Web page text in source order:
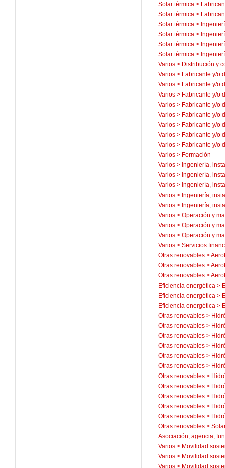
Solar térmica >
Solar térmica >
Solar térmica >
Solar térmica >
Solar térmica >
Solar térmica >
Varios > Distribución y
Varios > Fabricante y/o
Varios > Fabricante y/o
Varios > Fabricante y/o
Varios > Fabricante y/o
Varios > Fabricante y/o
Varios > Fabricante y/o
Varios > Fabricante y/o
Varios > Fabricante y/o
Varios > Formación
Varios > Ingeniería,
Varios > Ingeniería,
Varios > Ingeniería,
Varios > Ingeniería,
Varios > Ingeniería,
Varios > Operación y
Varios > Operación y
Varios > Operación y
Varios > Servicios
Otras renovables >
Otras renovables >
Otras renovables >
Eficiencia energética >
Eficiencia energética >
Eficiencia energética >
Otras renovables >
Otras renovables >
Otras renovables >
Otras renovables >
Otras renovables >
Otras renovables >
Otras renovables >
Otras renovables >
Otras renovables >
Otras renovables >
Otras renovables >
Otras renovables >
Asociación, agencia,
Varios > Movilidad
Varios > Movilidad
Varios > Movilidad